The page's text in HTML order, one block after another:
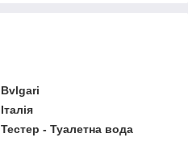
Bvlgari
Італія
Тестер - Туалетна вода